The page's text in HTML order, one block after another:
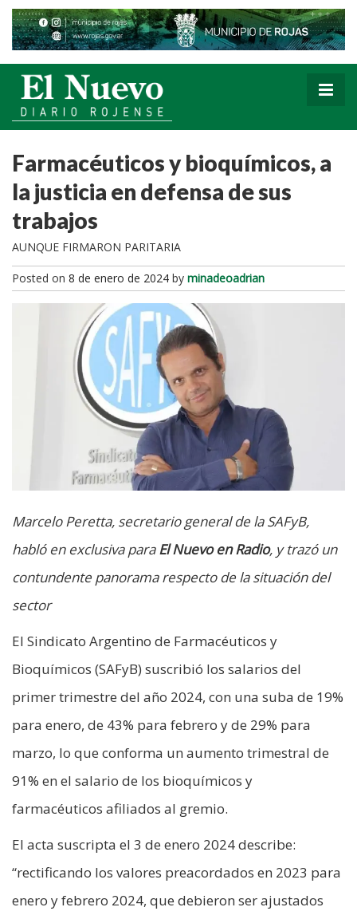
Farmacéuticos y bioquímicos, a
la justicia en defensa de sus
trabajos
AUNQUE FIRMARON PARITARIA
Posted on 8 de enero de 2024 by minadeoadrian
Marcelo Peretta, secretario general de la SAFyB,
habló en exclusiva paraEl Nuevo en Radio, y trazó un
contundente panorama respecto de la situación del
sector
El Sindicato Argentino de Farmacéuticos y
Bioquímicos (SAFyB) suscribió los salarios del
primer trimestre del año 2024, con una suba de 19%
para enero, de 43% para febrero y de 29% para
marzo, lo que conforma un aumento trimestral de
91% en el salario de los bioquímicos y
farmacéuticos afiliados al gremio.
El acta suscripta el 3 de enero 2024 describe:
“rectificando los valores preacordados en 2023 para
enero y febrero 2024, que debieron ser ajustados